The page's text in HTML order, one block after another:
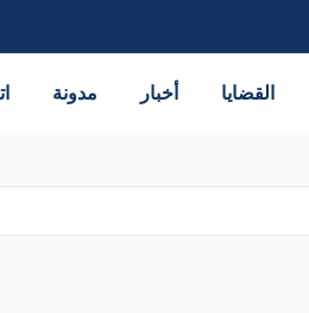
القضايا أخبار مدونة